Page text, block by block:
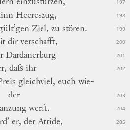
einzustürzen, 197
Heereszug, 198
Ziel, zu stören. 199
dir verschafft, 200
Dardanerburg 201
daſs ihr 202
gleichviel, euch wie-
der
203
werft. 204
er, der Atride, 205